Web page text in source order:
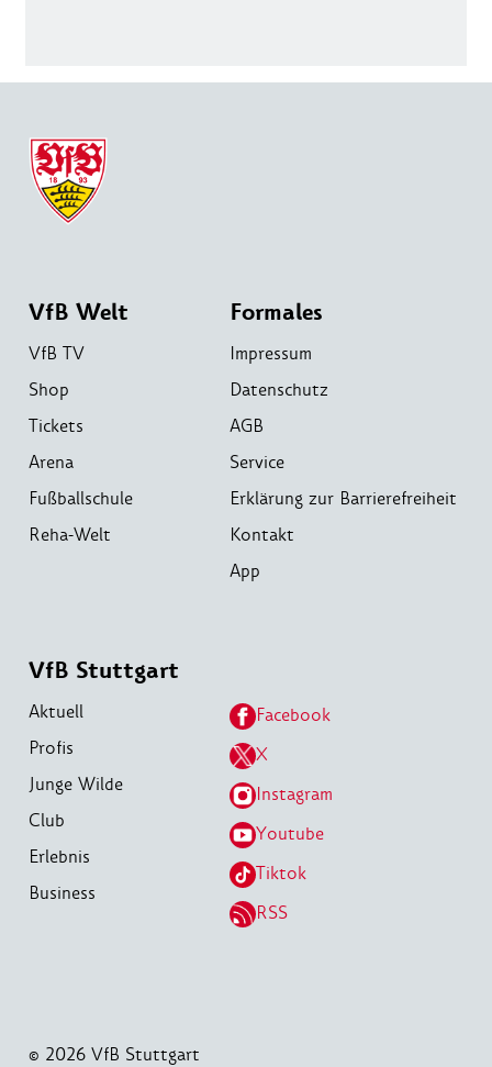
VfB Welt
VfB TV
Shop
Tickets
Arena
Fußballschule
Reha-Welt
Formales
Impressum
Datenschutz
AGB
Service
Erklärung zur Barrierefreiheit
Kontakt
App
VfB Stuttgart
Aktuell
Profis
Junge Wilde
Club
Erlebnis
Business
Facebook
X
Instagram
Youtube
Tiktok
RSS
© 2026 VfB Stuttgart